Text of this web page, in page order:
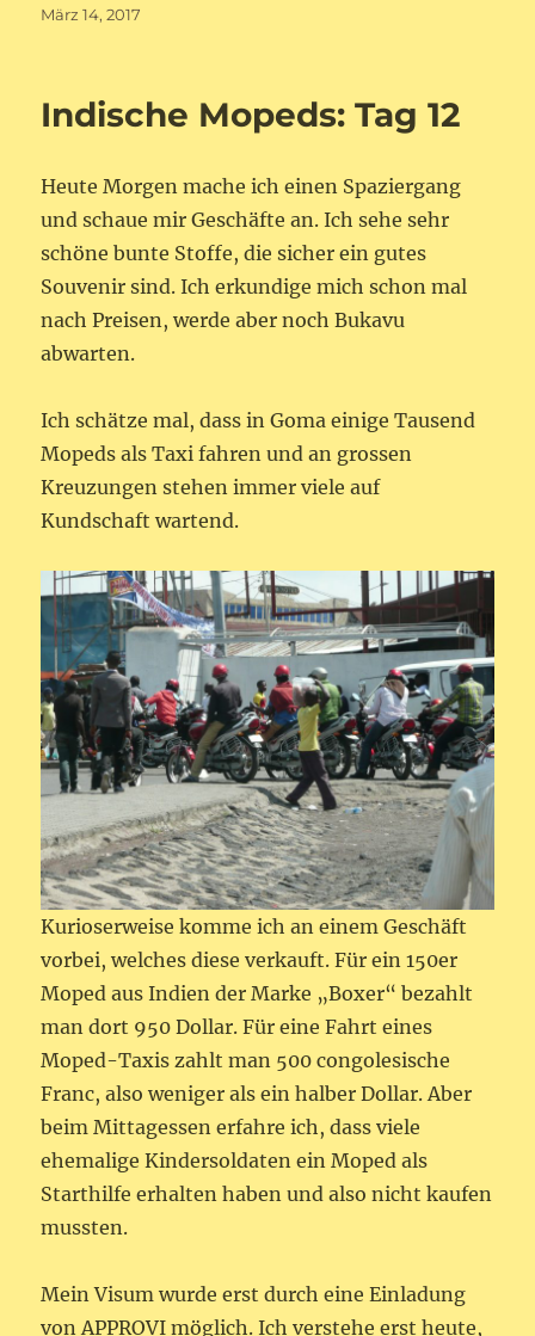
Veröffentlicht
März 14, 2017
Indische Mopeds: Tag 12
Heute Morgen mache ich einen Spaziergang
und schaue mir Geschäfte an. Ich sehe sehr
schöne bunte Stoffe, die sicher ein gutes
Souvenir sind. Ich erkundige mich schon mal
nach Preisen, werde aber noch Bukavu
abwarten.
Ich schätze mal, dass in Goma einige Tausend
Mopeds als Taxi fahren und an grossen
Kreuzungen stehen immer viele auf
Kundschaft wartend.
Kurioserweise komme ich an einem Geschäft
vorbei, welches diese verkauft. Für ein 150er
Moped aus Indien der Marke „Boxer“ bezahlt
man dort 950 Dollar. Für eine Fahrt eines
Moped-Taxis zahlt man 500 congolesische
Franc, also weniger als ein halber Dollar. Aber
beim Mittagessen erfahre ich, dass viele
ehemalige Kindersoldaten ein Moped als
Starthilfe erhalten haben und also nicht kaufen
mussten.
Mein Visum wurde erst durch eine Einladung
von APPROVI möglich. Ich verstehe erst heute,